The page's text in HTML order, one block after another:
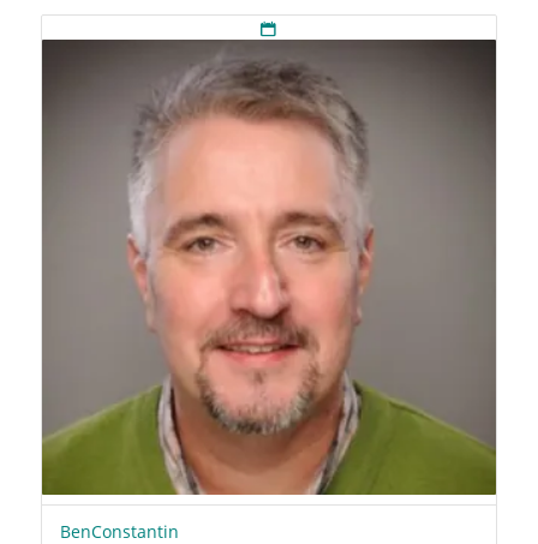
BenConstantin